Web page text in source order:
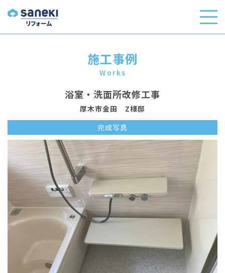
施工事例
Works
浴室・洗面所改修工事
厚木市金田 Z様邸
完成写真